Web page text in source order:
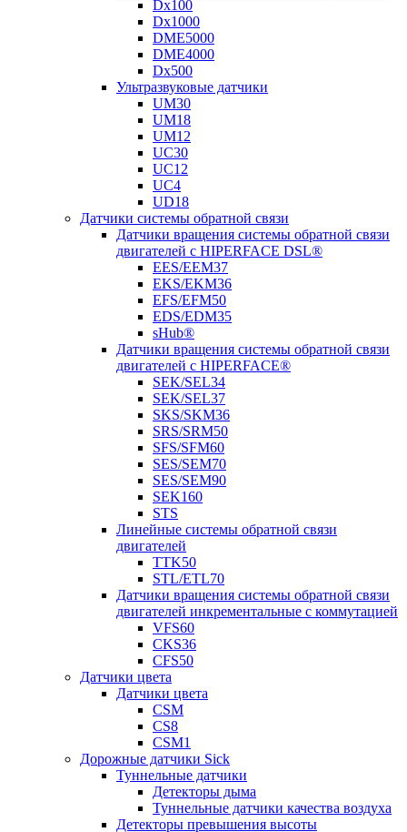
Dx100
Dx1000
DME5000
DME4000
Dx500
Ультразвуковые датчики
UM30
UM18
UM12
UC30
UC12
UC4
UD18
Датчики системы обратной связи
Датчики вращения системы обратной связи
двигателей с HIPERFACE DSL®
EES/EEM37
EKS/EKM36
EFS/EFM50
EDS/EDM35
sHub®
Датчики вращения системы обратной связи
двигателей с HIPERFACE®
SEK/SEL34
SEK/SEL37
SKS/SKM36
SRS/SRM50
SFS/SFM60
SES/SEM70
SES/SEM90
SEK160
STS
Линейные системы обратной связи
двигателей
TTK50
STL/ETL70
Датчики вращения системы обратной связи
двигателей инкрементальные с коммутацией
VFS60
CKS36
CFS50
Датчики цвета
Датчики цвета
CSM
CS8
CSM1
Дорожные датчики Sick
Туннельные датчики
Детекторы дыма
Туннельные датчики качества воздуха
Детекторы превышения высоты